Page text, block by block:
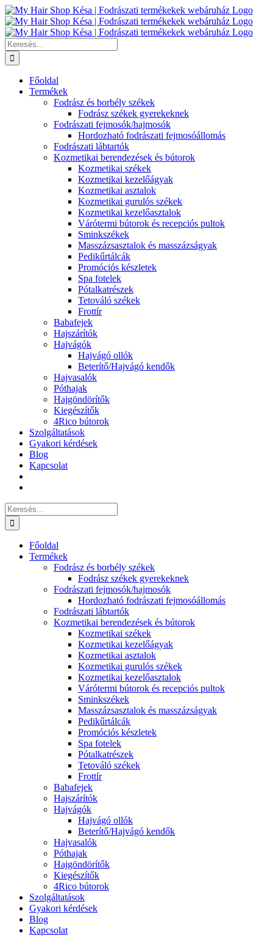
Kihagyás
Keresés...
Főoldal
Termékek
Fodrász és borbély székek
Fodrász székek gyerekeknek
Fodrászati fejmosók/hajmosók
Hordozható fodrászati fejmosóállomás
Fodrászati lábtartók
Kozmetikai berendezések és bútorok
Kozmetikai székek
Kozmetikai kezelőágyak
Kozmetikai asztalok
Kozmetikai gurulós székek
Kozmetikai kezelőasztalok
Várótermi bútorok és recepciós pultok
Sminkszékek
Masszázsasztalok és masszázságyak
Pedikűrtálcák
Promóciós készletek
Spa fotelek
Pótalkatrészek
Tetováló székek
Frottír
Babafejek
Hajszárítók
Hajvágók
Hajvágó ollók
Beterítő/Hajvágó kendők
Hajvasalók
Póthajak
Hajgöndörítők
Kiegészítők
4Rico bútorok
Szolgáltatások
Gyakori kérdések
Blog
Kapcsolat
Keresés...
Főoldal
Termékek
Fodrász és borbély székek
Fodrász székek gyerekeknek
Fodrászati fejmosók/hajmosók
Hordozható fodrászati fejmosóállomás
Fodrászati lábtartók
Kozmetikai berendezések és bútorok
Kozmetikai székek
Kozmetikai kezelőágyak
Kozmetikai asztalok
Kozmetikai gurulós székek
Kozmetikai kezelőasztalok
Várótermi bútorok és recepciós pultok
Sminkszékek
Masszázsasztalok és masszázságyak
Pedikűrtálcák
Promóciós készletek
Spa fotelek
Pótalkatrészek
Tetováló székek
Frottír
Babafejek
Hajszárítók
Hajvágók
Hajvágó ollók
Beterítő/Hajvágó kendők
Hajvasalók
Póthajak
Hajgöndörítők
Kiegészítők
4Rico bútorok
Szolgáltatások
Gyakori kérdések
Blog
Kapcsolat